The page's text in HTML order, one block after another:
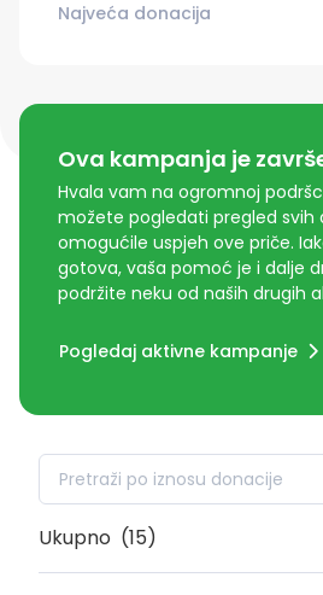
Najveća donacija
Ova kampanja je
Hvala vam na ogromnoj
možete pogledati pregled svih
omogućile uspjeh ove priče.
gotova, vaša pomoć je i dalje
podržite neku od naših drugih
Pogledaj aktivne kampanje
Ukupno (15)